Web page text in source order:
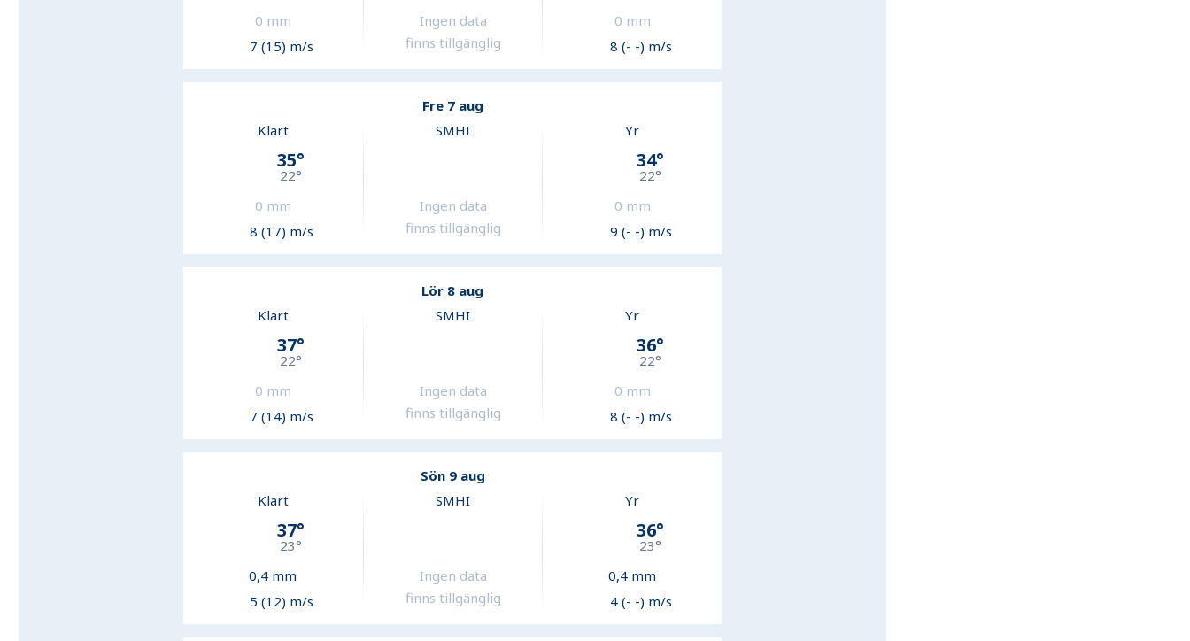
0 mm
7 (15) m/s
Ingen data
finns tillgänglig
0 mm
8 (- -) m/s
Fre 7 aug
Klart
35°
22°
0 mm
8 (17) m/s
SMHI
Ingen data
finns tillgänglig
Yr
34°
22°
0 mm
9 (- -) m/s
Lör 8 aug
Klart
37°
22°
0 mm
7 (14) m/s
SMHI
Ingen data
finns tillgänglig
Yr
36°
22°
0 mm
8 (- -) m/s
Sön 9 aug
Klart
37°
23°
0,4 mm
5 (12) m/s
SMHI
Ingen data
finns tillgänglig
Yr
36°
23°
0,4 mm
4 (- -) m/s